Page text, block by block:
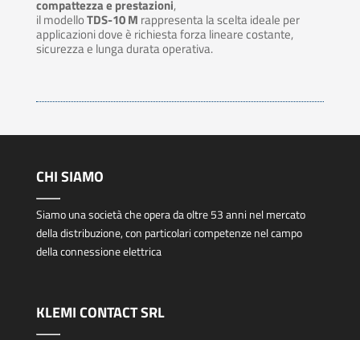
compattezza e prestazioni,
il modelloTDS-10 M rappresenta la scelta ideale per
applicazioni dove è richiesta forza lineare costante,
sicurezza e lunga durata operativa.
CHI SIAMO
Siamo una società che opera da oltre 53 anni nel mercato
della distribuzione, con particolari competenze nel campo
della connessione elettrica
KLEMI CONTACT SRL